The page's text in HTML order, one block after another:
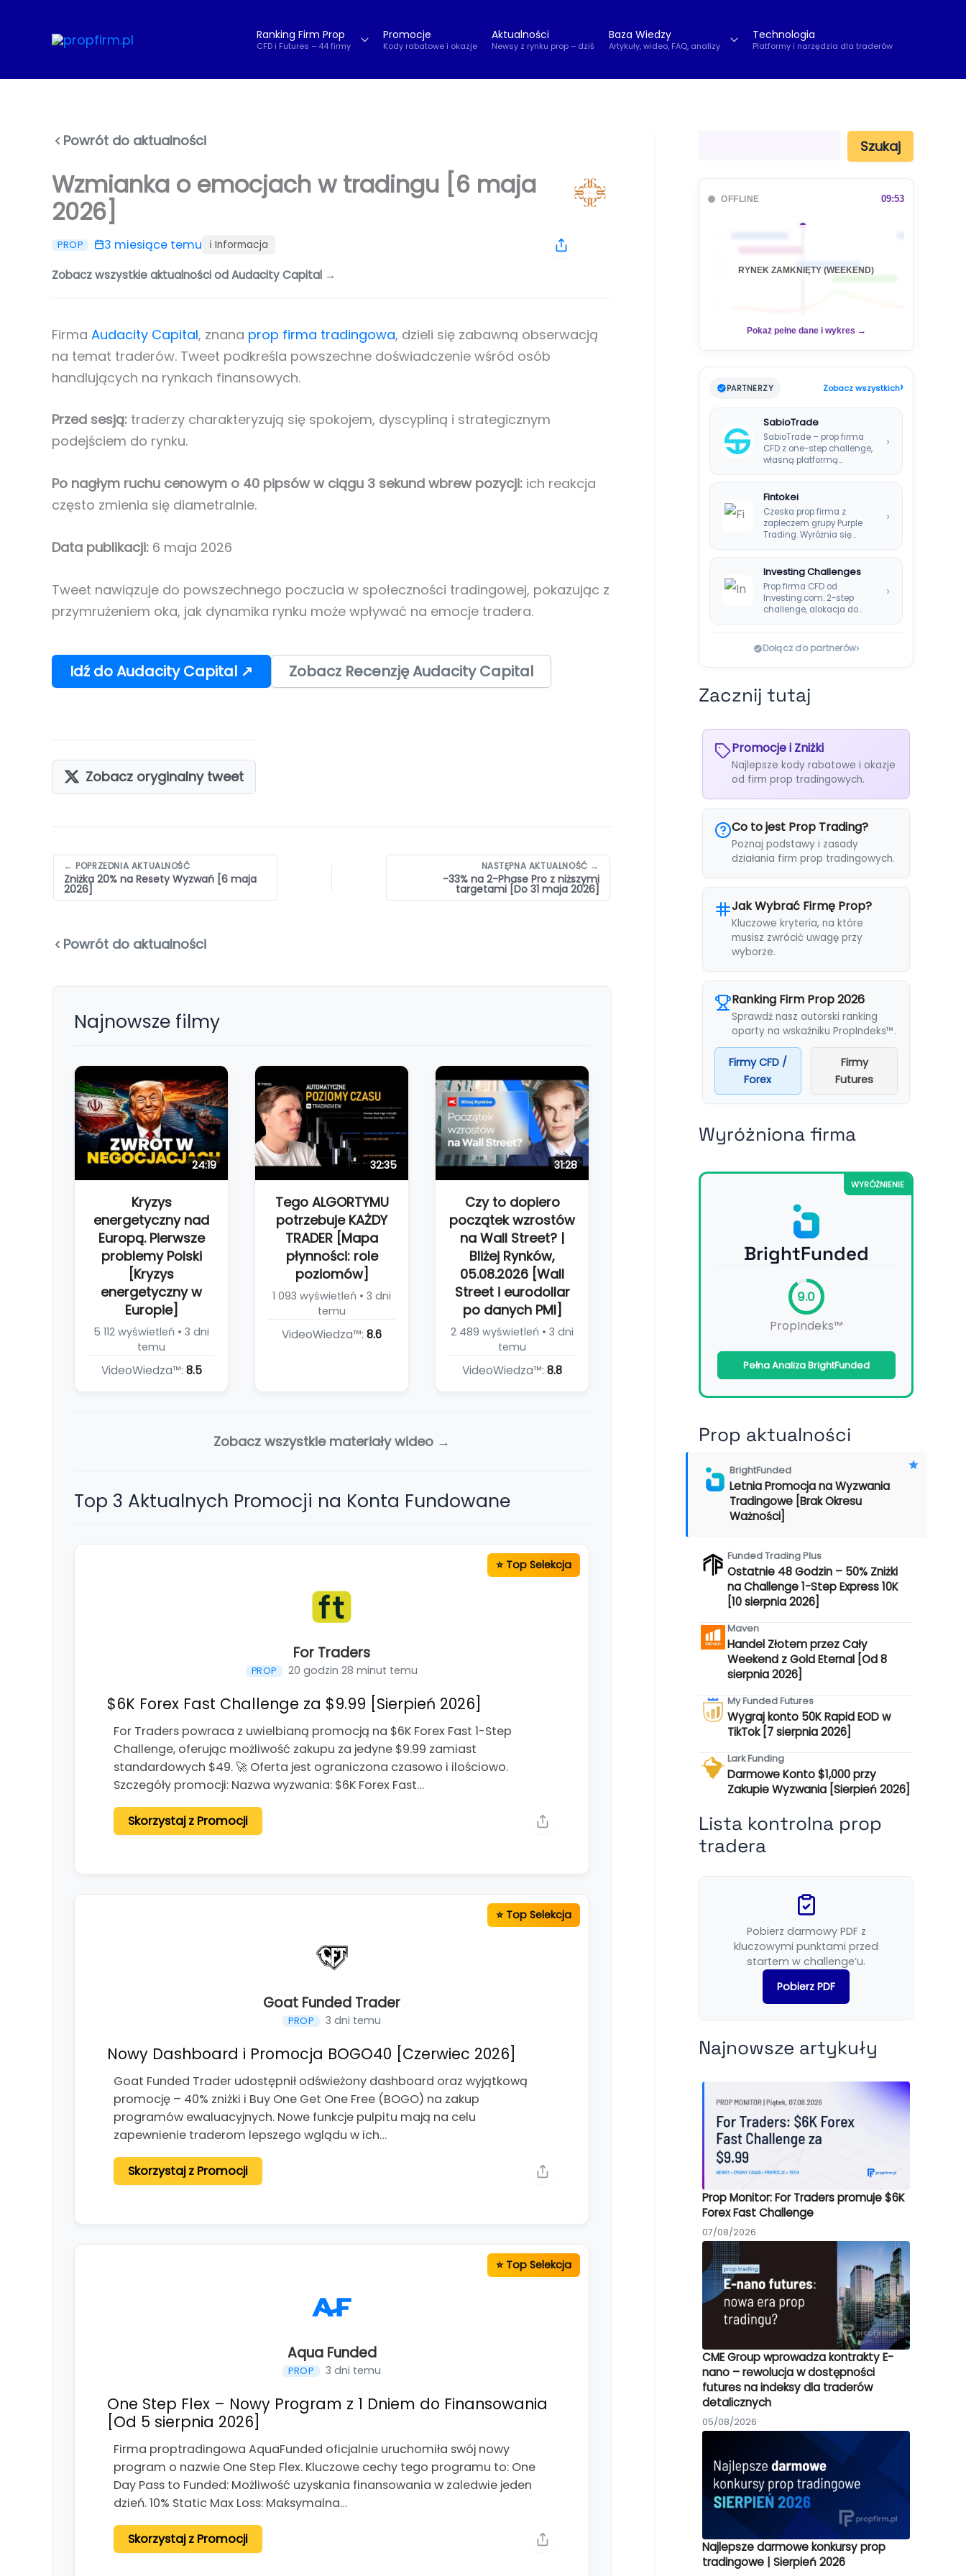
Ranking Firm Prop
CFD i Futures – 44 firmy
Promocje
Kody rabatowe i okazje
Aktualności
Newsy z rynku prop – dziś
Baza Wiedzy
Artykuły, wideo, FAQ, analizy
Technologia
Platformy i narzędzia dla traderów
Powrót do aktualności
Wzmianka o emocjach w tradingu [6 maja
2026]
PROP 3 miesiące temu ℹ️ Informacja
Zobacz wszystkie aktualności od Audacity Capital →
Firma Audacity Capital, znana prop firma tradingowa, dzieli się zabawną obserwacją
na temat traderów. Tweet podkreśla powszechne doświadczenie wśród osób
handlujących na rynkach finansowych.
Przed sesją: traderzy charakteryzują się spokojem, dyscypliną i strategicznym
podejściem do rynku.
Po nagłym ruchu cenowym o 40 pipsów w ciągu 3 sekund wbrew pozycji: ich reakcja
często zmienia się diametralnie.
Data publikacji: 6 maja 2026
Tweet nawiązuje do powszechnego poczucia w społeczności tradingowej, pokazując z
przymrużeniem oka, jak dynamika rynku może wpływać na emocje tradera.
Idź do Audacity Capital ↗ Zobacz Recenzję Audacity Capital
Zobacz oryginalny tweet
Nawigacja
wpisów
← POPRZEDNIA AKTUALNOŚĆ
Zniżka 20% na Resety Wyzwań [6 maja
2026]
NASTĘPNA AKTUALNOŚĆ →
-33% na 2-Phase Pro z niższymi
targetami [Do 31 maja 2026]
Powrót do aktualności
Najnowsze filmy
24:19
Kryzys
energetyczny nad
Europą. Pierwsze
problemy Polski
[Kryzys
energetyczny w
Europie]
5 112 wyświetleń • 3 dni
temu
VideoWiedza™: 8.5
32:35
Tego ALGORTYMU
potrzebuje KAŻDY
TRADER [Mapa
płynności: role
poziomów]
1 093 wyświetleń • 3 dni
temu
VideoWiedza™: 8.6
31:28
Czy to dopiero
początek wzrostów
na Wall Street? |
Bliżej Rynków,
05.08.2026 [Wall
Street i eurodollar
po danych PMI]
2 489 wyświetleń • 3 dni
temu
VideoWiedza™: 8.8
Zobacz wszystkie materiały wideo →
Top 3 Aktualnych Promocji na Konta Fundowane
For Traders
PROP 20 godzin 28 minut temu
$6K Forex Fast Challenge za $9.99 [Sierpień 2026]
For Traders powraca z uwielbianą promocją na $6K Forex Fast 1-Step
Challenge, oferując możliwość zakupu za jedyne $9.99 zamiast
standardowych $49. 🚀 Oferta jest ograniczona czasowo i ilościowo.
Szczegóły promocji: Nazwa wyzwania: $6K Forex Fast…
Skorzystaj z Promocji
Goat Funded Trader
PROP 3 dni temu
Nowy Dashboard i Promocja BOGO40 [Czerwiec 2026]
Goat Funded Trader udostępnił odświeżony dashboard oraz wyjątkową
promocję – 40% zniżki i Buy One Get One Free (BOGO) na zakup
programów ewaluacyjnych. Nowe funkcje pulpitu mają na celu
zapewnienie traderom lepszego wglądu w ich…
Skorzystaj z Promocji
Aqua Funded
PROP 3 dni temu
One Step Flex – Nowy Program z 1 Dniem do Finansowania
[Od 5 sierpnia 2026]
Firma proptradingowa AquaFunded oficjalnie uruchomiła swój nowy
program o nazwie One Step Flex. Kluczowe cechy tego programu to: One
Day Pass to Funded: Możliwość uzyskania finansowania w zaledwie jeden
dzień. 10% Static Max Loss: Maksymalna…
Skorzystaj z Promocji
Szukaj
OFFLINE 09:53
RYNEK ZAMKNIĘTY (WEEKEND)
Pokaż pełne dane i wykres →
PARTNERZY Zobacz wszystkich›
SabioTrade
SabioTrade – prop firma
CFD z one-step challenge,
własną platformą
wypłatami co…
›
Fintokei
Czeska prop firma z
zapleczem grupy Purple
Trading. Wyróżnia się
Payouts, wypłatami…
›
Investing Challenges
Prop firma CFD od
Investing.com. 2-step
challenge, alokacja do
platforma SIRIX.
›
Dołącz do partnerów›
Zacznij tutaj
Promocje i Zniżki
Najlepsze kody rabatowe i okazje
od firm prop tradingowych.
Co to jest Prop Trading?
Poznaj podstawy i zasady
działania firm prop tradingowych.
Jak Wybrać Firmę Prop?
Kluczowe kryteria, na które
musisz zwrócić uwagę przy
wyborze.
Ranking Firm Prop 2026
Sprawdź nasz autorski ranking
oparty na wskaźniku PropIndeks™.
Firmy CFD /
Forex
Firmy
Futures
Wyróżniona firma
WYRÓŻNIENIE
BrightFunded
9.0
PropIndeks™
Pełna Analiza BrightFunded
Prop aktualności
BrightFunded
Letnia Promocja na Wyzwania
Tradingowe [Brak Okresu
Ważności]
Funded Trading Plus
Ostatnie 48 Godzin – 50% Zniżki
na Challenge 1-Step Express 10K
[10 sierpnia 2026]
Maven
Handel Złotem przez Cały
Weekend z Gold Eternal [Od 8
sierpnia 2026]
My Funded Futures
Wygraj konto 50K Rapid EOD w
TikTok [7 sierpnia 2026]
Lark Funding
Darmowe Konto $1,000 przy
Zakupie Wyzwania [Sierpień 2026]
Lista kontrolna prop
tradera
Pobierz darmowy PDF z
kluczowymi punktami przed
startem w challenge’u.
Pobierz PDF
Najnowsze artykuły
Prop Monitor: For Traders promuje $6K
Forex Fast Challenge
07/08/2026
CME Group wprowadza kontrakty E-
nano – rewolucja w dostępności
futures na indeksy dla traderów
detalicznych
05/08/2026
Najlepsze darmowe konkursy prop
tradingowe | Sierpień 2026